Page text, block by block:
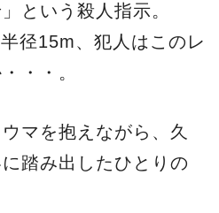
という殺人指示。
径15m、犯人はこのレ
・・。
マを抱えながら、久
踏み出したひとりの